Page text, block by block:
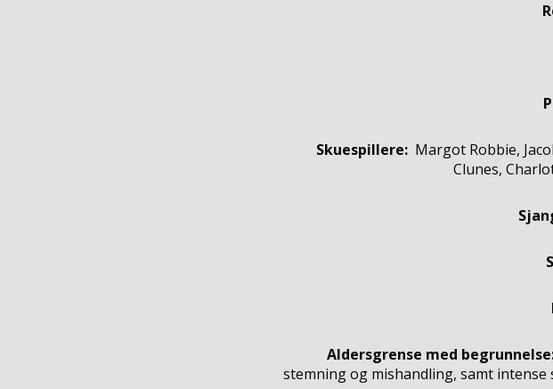
Skuespillere: Margot Robbie,
Clunes,
Aldersgrense med
stemning og mishandling, samt